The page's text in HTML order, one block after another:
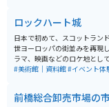
らは伊香保温泉街が一望でき
山々の美しい景色も楽しめま
ロックハート城
日本で初めて、スコットラン
世ヨーロッパの街並みを再現
ラマ、映画などのロケ地とし
0着の豪華ドレスを試せる「
#美術館｜資料館#イベント体
前橋総合卸売市場の